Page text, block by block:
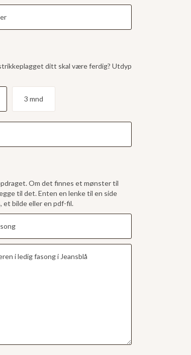
ditt skal være ferdig? Utdyp
3 mnd
Om det finnes et mønster til
til det. Enten en lenke til en side
et bilde eller en pdf-fil.